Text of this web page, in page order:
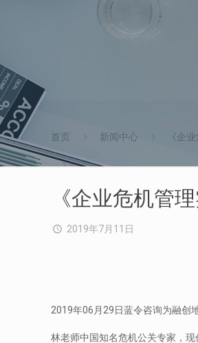
首页 新闻中心 《企
《企业危机管
2019年7月11日
2019年06月29日蓝令咨询为融创
林老师中国知名危机公关专家，